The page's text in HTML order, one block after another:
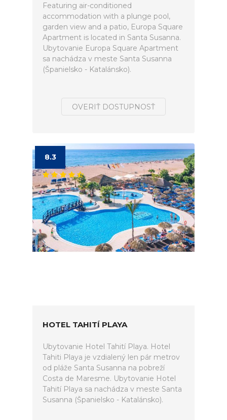
Featuring air-conditioned
accommodation with a plunge pool,
garden view and a patio, Europa Square
Apartment is located in Santa Susanna.
Ubytovanie Europa Square Apartment
sa nachádza v meste Santa Susanna
(Španielsko - Katalánsko).
OVERIŤ DOSTUPNOSŤ
8.3
HOTEL TAHITÍ PLAYA
Ubytovanie Hotel Tahití Playa. Hotel
Tahiti Playa je vzdialený len pár metrov
od pláže Santa Susanna na pobreží
Costa de Maresme. Ubytovanie Hotel
Tahití Playa sa nachádza v meste Santa
Susanna (Španielsko - Katalánsko).